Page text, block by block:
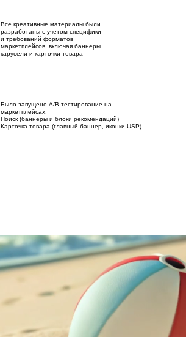
Было запущено А/В тестирование на
маркетплейсах:
Поиск (баннеры и блоки рекомендаций)
Карточка товара (главный баннер, иконки USP)
Все креативные материалы были
разработаны с учетом специфики
и требований форматов
маркетплейсов, включая баннеры
карусели и карточки товара